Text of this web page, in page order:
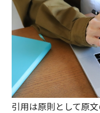
引用は原則として原